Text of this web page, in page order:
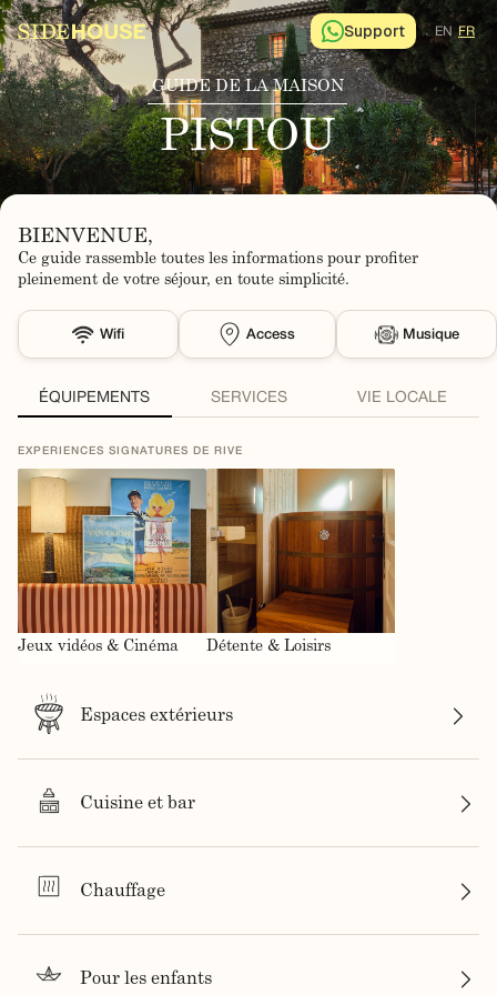
Support EN FR
GUIDE DE LA MAISON
PISTOU
BIENVENUE,
Ce guide rassemble toutes les informations pour profiter
pleinement de votre séjour, en toute simplicité.
Wifi Access Musique
ÉQUIPEMENTS SERVICES VIE LOCALE
EXPERIENCES SIGNATURES DE RIVE
Jeux vidéos & Cinéma Détente & Loisirs
Espaces extérieurs
Cuisine et bar
Chauffage
Pour les enfants